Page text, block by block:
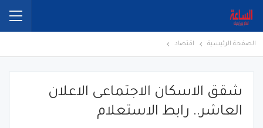
الصفحة الرئيسية اقتصاد
شقق الاسكان الاجتماعى الاعلان
العاشر.. رابط الاستعلام